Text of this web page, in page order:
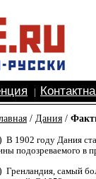
/ Дания /
В 1902 году Дания
подозреваемого в
Гренландия, самый